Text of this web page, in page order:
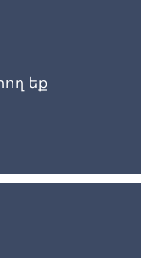
եք